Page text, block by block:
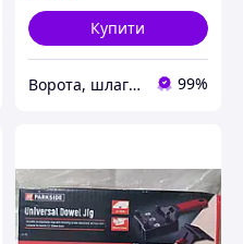
Купити
Ворота, шлагбауми, автоматики для воріт. Маркет Оскар 99%